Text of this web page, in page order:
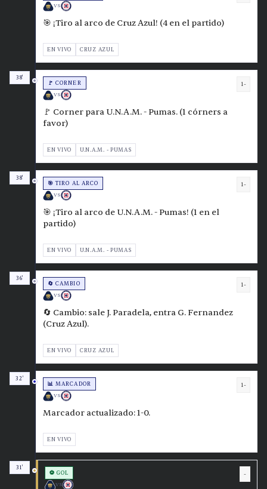
VS
🎯 ¡Tiro al arco de Cruz Azul! (4 en el partido)
EN VIVO CRUZ AZUL
38'
🚩 CORNER
VS
1-
🚩 Corner para U.N.A.M. - Pumas. (1 córners a
favor)
EN VIVO U.N.A.M. - PUMAS
38'
🎯 TIRO AL ARCO
VS
1-
🎯 ¡Tiro al arco de U.N.A.M. - Pumas! (1 en el
partido)
EN VIVO U.N.A.M. - PUMAS
36'
🔄 CAMBIO
VS
1-
🔄 Cambio: sale J. Paradela, entra G. Fernandez
(Cruz Azul).
EN VIVO CRUZ AZUL
32'
📊 MARCADOR
VS
1-
Marcador actualizado: 1-0.
EN VIVO
31'
⚽ GOL
VS
-